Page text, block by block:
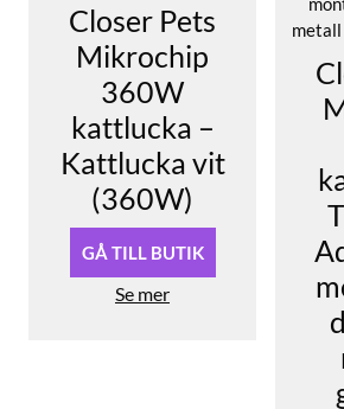
Closer Pets
Mikrochip
360W
kattlucka –
Kattlucka vit
(360W)
GÅ TILL BUTIK
Se mer